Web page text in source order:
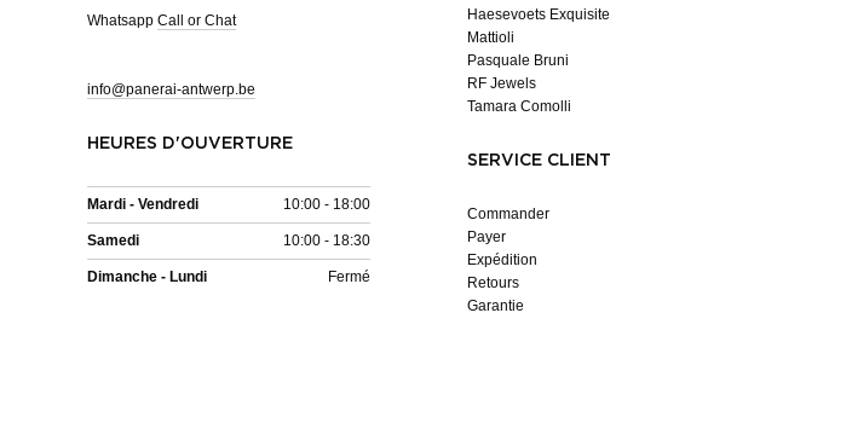
Whatsapp Call or Chat
info@panerai-antwerp.be
HEURES D'OUVERTURE
Mardi - Vendredi 10:00 - 18:00
Samedi 10:00 - 18:30
Dimanche - Lundi Fermé
Haesevoets Exquisite
Mattioli
Pasquale Bruni
RF Jewels
Tamara Comolli
SERVICE CLIENT
Commander
Payer
Expédition
Retours
Garantie